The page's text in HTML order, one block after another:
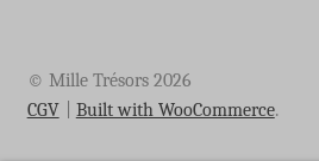
© Mille Trésors 2026
CGV
Built with WooCommerce.